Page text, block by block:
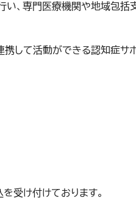
い、専門医療機関や地域包
して活動ができる認知症サポ
受け付けております。